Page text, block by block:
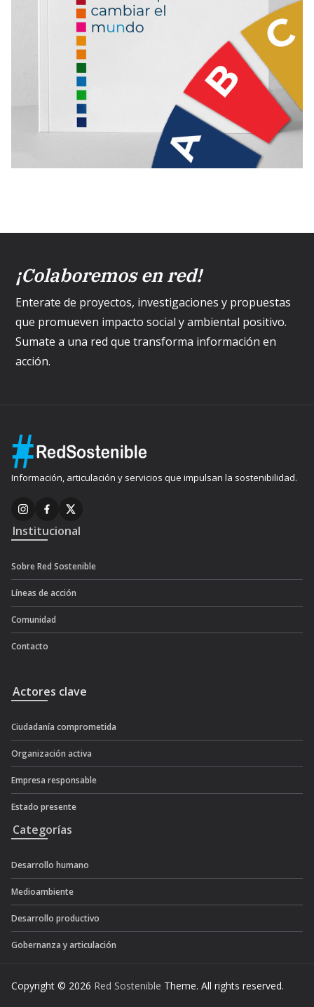
¡Colaboremos en red!
Enterate de proyectos, investigaciones y propuestas
que promueven impacto social y ambiental positivo.
Sumate a una red que transforma información en
acción.
Información, articulación y servicios que impulsan la sostenibilidad.
Institucional
Sobre Red Sostenible
Líneas de acción
Comunidad
Contacto
Actores clave
Ciudadanía comprometida
Organización activa
Empresa responsable
Estado presente
Categorías
Desarrollo humano
Medioambiente
Desarrollo productivo
Gobernanza y articulación
Copyright © 2026 Red Sostenible Theme. All rights reserved.